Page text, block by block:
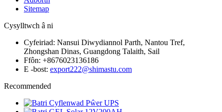
Sitemap
Cysylltwch â ni
Cyfeiriad: Nansui Diwydiannol Parth, Nantou Tref,
Zhongshan Dinas, Guangdong Talaith, Sail
Ffôn: +8676023136186
E -bost: export222@shimastu.com
Recommended